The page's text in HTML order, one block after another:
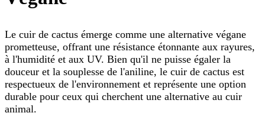
Le cuir de cactus émerge comme une alternative végane
prometteuse, offrant une résistance étonnante aux rayures,
à l'humidité et aux UV. Bien qu'il ne puisse égaler la
douceur et la souplesse de l'aniline, le cuir de cactus est
respectueux de l'environnement et représente une option
durable pour ceux qui cherchent une alternative au cuir
animal.